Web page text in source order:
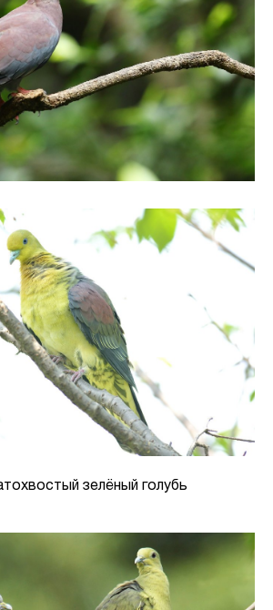
зелёный голубь